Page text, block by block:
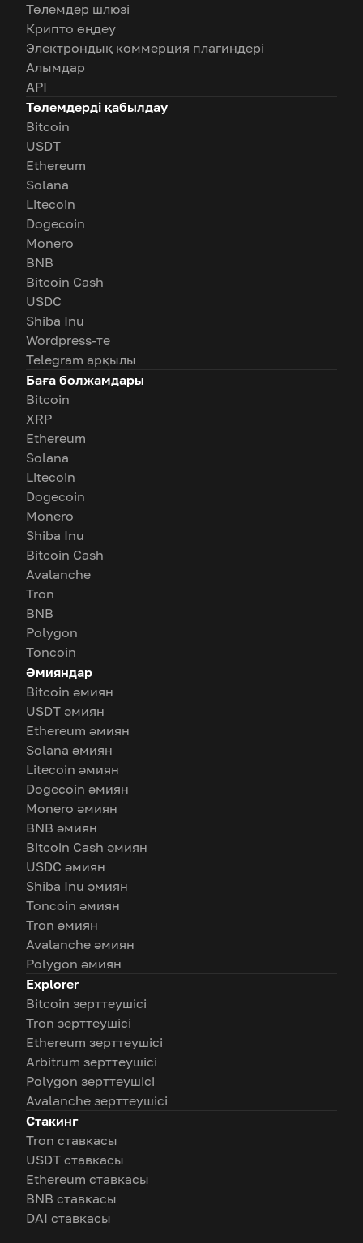
Төлемдер шлюзі
Крипто өңдеу
Электрондық коммерция плагиндері
Алымдар
API
Төлемдерді қабылдау
Bitcoin
USDT
Ethereum
Solana
Litecoin
Dogecoin
Monero
BNB
Bitcoin Cash
USDC
Shiba Inu
Wordpress-те
Telegram арқылы
Баға болжамдары
Bitcoin
XRP
Ethereum
Solana
Litecoin
Dogecoin
Monero
Shiba Inu
Bitcoin Cash
Avalanche
Tron
BNB
Polygon
Toncoin
Әмияндар
Bitcoin әмиян
USDT әмиян
Ethereum әмиян
Solana әмиян
Litecoin әмиян
Dogecoin әмиян
Monero әмиян
BNB әмиян
Bitcoin Cash әмиян
USDC әмиян
Shiba Inu әмиян
Toncoin әмиян
Tron әмиян
Avalanche әмиян
Polygon әмиян
Explorer
Bitcoin зерттеушісі
Tron зерттеушісі
Ethereum зерттеушісі
Arbitrum зерттеушісі
Polygon зерттеушісі
Avalanche зерттеушісі
Стакинг
Tron ставкасы
USDT ставкасы
Ethereum ставкасы
BNB ставкасы
DAI ставкасы